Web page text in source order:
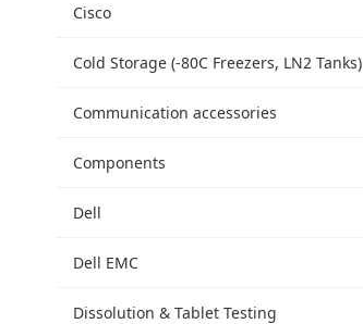
Cisco
Cold Storage (-80C Freezers, LN2 Tanks)
Communication accessories
Components
Dell
Dell EMC
Dissolution & Tablet Testing